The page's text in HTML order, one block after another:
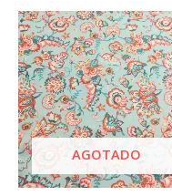
AGOTADO